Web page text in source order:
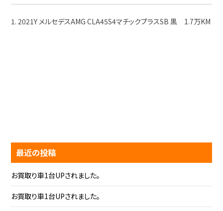
1. 2021Y メルセデスAMG CLA45S4マチックプラスSB 黒 1.7万KM
最近の投稿
お買取り車1台UPされました。
お買取り車1台UPされました。